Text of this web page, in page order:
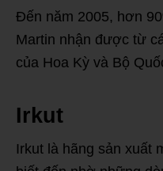
Đến năm 2005, hơn
Martin nhận được từ
của Hoa Kỳ và Bộ
Irkut
Irkut là hãng sản xuất